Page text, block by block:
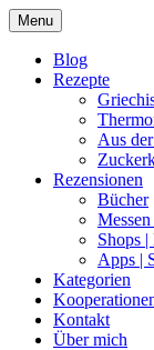
Skip
to
content
Menu
Blog
Rezepte
Aus
Rezensionen
Bücher
Shops
Apps |
Kategorien
Kontakt
Über mich